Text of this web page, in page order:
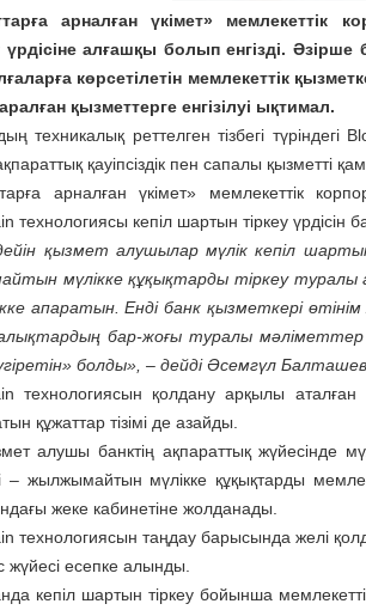
арналған үкімет» мемлекеттік
үрдісіне алғашқы болып енгізді.
көрсетілетін мемлекеттік
қызметтерге енгізілуі ықтимал.
техникалық реттелген тізбегі түріндегі
қауіпсіздік пен сапалы қызметті
арналған үкімет» мемлекеттік
технологиясы кепіл шартын тіркеу
қызмет алушылар мүлік кепіл
мүлікке құқықтарды тіркеу туралы
апаратын. Енді банк қызметкері
бар-жоғы туралы
болды», – дейді Әсемгүл
технологиясын қолдану арқылы аталған
құжаттар тізімі де азайды.
алушы банктің ақпараттық жүйесінде
– жылжымайтын мүлікке құқықтарды
жеке кабинетіне жолданады.
технологиясын таңдау барысында желі
жүйесі есепке алынды.
кепіл шартын тіркеу бойынша